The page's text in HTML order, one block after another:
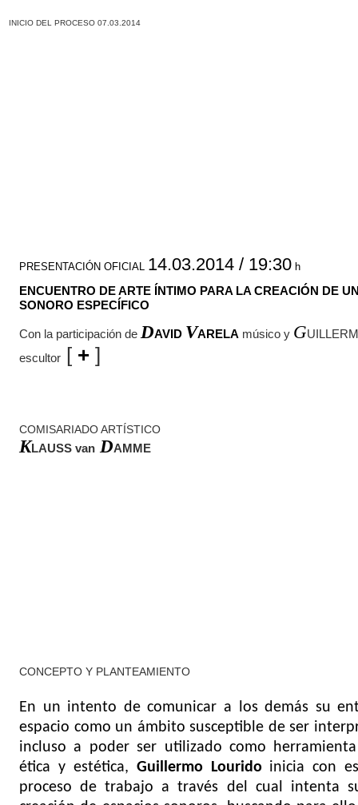
INICIO DEL PROCESO 07.03.2014
PRESENTACIÓN OFICIAL 14.03.2014 / 19:30 h
ENCUENTRO DE ARTE ÍNTIMO PARA LA CREACIÓN DE
SONORO ESPECÍFICO
Con la participación de DAVID VARELA músico y G
escultor [ + ]
COMISARIADO ARTÍSTICO
KLAUSS van DAMME
CONCEPTO Y PLANTEAMIENTO
En un intento de comunicar a los demás su
espacio como un ámbito susceptible de ser
incluso a poder ser utilizado como
ética y estética, Guillermo Louridoinicia con
proceso de trabajo a través del cual intenta